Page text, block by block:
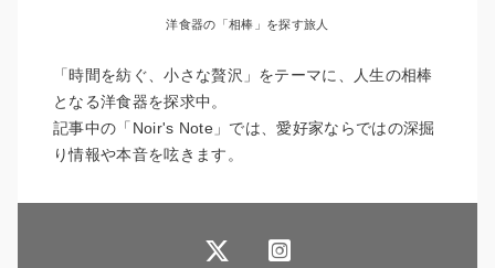
洋食器の「相棒」を探す旅人
「時間を紡ぐ、小さな贅沢」をテーマに、人生の相棒
となる洋食器を探求中。
記事中の「Noir's Note」では、愛好家ならではの深掘
り情報や本音を呟きます。